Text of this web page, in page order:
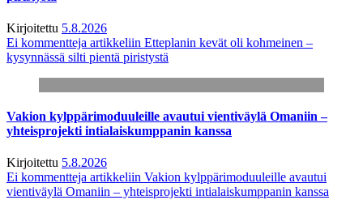
Kirjoitettu 5.8.2026
Ei kommentteja artikkeliin Etteplanin kevät oli kohmeinen –
kysynnässä silti pientä piristystä
Vakion kylppärimoduuleille avautui vientiväylä Omaniin –
yhteisprojekti intialaiskumppanin kanssa
Kirjoitettu 5.8.2026
Ei kommentteja artikkeliin Vakion kylppärimoduuleille avautui
vientiväylä Omaniin – yhteisprojekti intialaiskumppanin kanssa